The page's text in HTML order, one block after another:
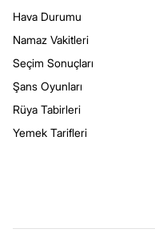
Hava Durumu
Namaz Vakitleri
Seçim Sonuçları
Şans Oyunları
Rüya Tabirleri
Yemek Tarifleri